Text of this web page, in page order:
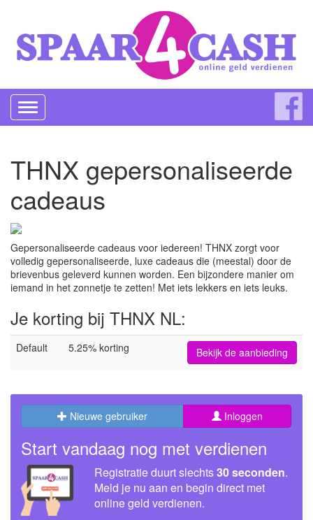
Toggle
navigation
THNX gepersonaliseerde
cadeaus
Gepersonaliseerde cadeaus voor iedereen! THNX zorgt voor
volledig gepersonaliseerde, luxe cadeaus die (meestal) door de
brievenbus geleverd kunnen worden. Een bijzondere manier om
iemand in het zonnetje te zetten! Met iets lekkers en iets leuks.
Je korting bij THNX NL:
Default 5.25% korting Bekijk de aanbieding
Nieuwe gebruiker Inloggen
Start vandaag nog met verdienen
Registratie duurt slechts30 seconden.
Meld je nu aan en begin direct met
online geld verdienen.